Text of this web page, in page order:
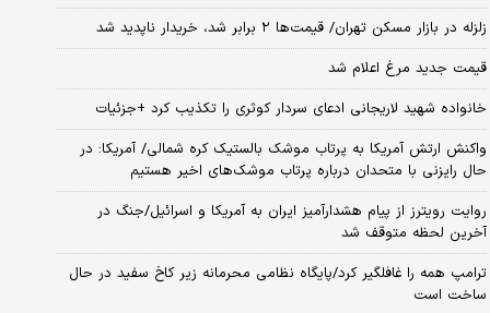
زلزله در بازار مسکن تهران/ قیمت‌ها ۲ برابر شد، خریدار ناپدید شد
قیمت جدید مرغ اعلام شد
خانواده شهید لاریجانی ادعای سردار کوثری را تکذیب کرد +جزئیات
واکنش ارتش آمریکا به پرتاب موشک بالستیک کره شمالی/ آمریکا: در
حال رایزنی با متحدان درباره پرتاب موشک‌های اخیر هستیم
روایت رویترز از پیام هشدارآمیز ایران به آمریکا و اسرائیل/جنگ در
آخرین لحظه متوقف شد
ترامپ همه را غافلگیر کرد/پایگاه نظامی محرمانه زیر کاخ سفید در حال
ساخت است